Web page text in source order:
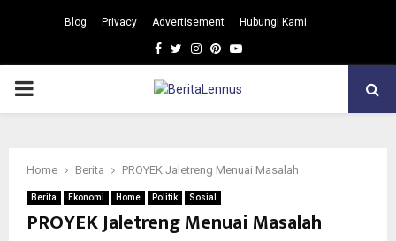
Blog Privacy Advertisement Hubungi Kami
Facebook
TwitterInstagram
Pinterest
Youtube
PRIMARY
Home Berita PROYEK Jaletreng Menuai Masalah
Berita Ekonomi Home Politik Sosial
PROYEK Jaletreng Menuai Masalah